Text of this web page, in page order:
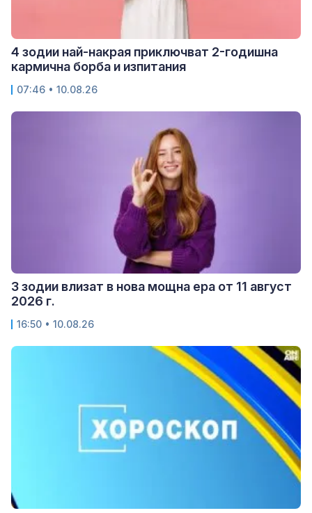
4 зодии най-накрая приключват 2-годишна
кармична борба и изпитания
07:46 • 10.08.26
3 зодии влизат в нова мощна ера от 11 август
2026 г.
16:50 • 10.08.26